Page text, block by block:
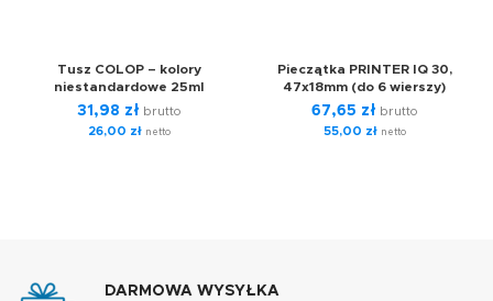
Tusz COLOP – kolory
niestandardowe 25ml
31,98 zł brutto
26,00 złnetto
Pieczątka PRINTER IQ 30,
47x18mm (do 6 wierszy)
67,65 zł brutto
55,00 złnetto
DARMOWA WYSYŁKA